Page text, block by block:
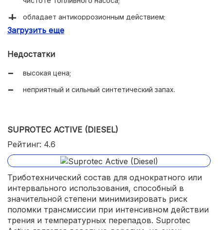
обладает антикоррозионным действием;
повышает смазывающую способность топлива, чем
действует в течение 2 тысяч километров.
Загрузить еще
Недостатки
высокая цена;
неприятный и сильный синтетический запах.
SUPROTEC ACTIVE (DIESEL)
Рейтинг: 4.6
Триботехнический состав для однократного или
интервального использования, способный в
значительной степени минимизировать риск
поломки трансмиссии при интенсивном действии
трения и температурных перепадов. Suprotec